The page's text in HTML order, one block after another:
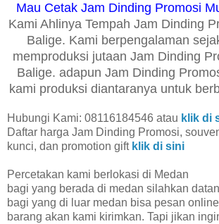
Mau Cetak Jam Dinding Promosi
Kami Ahlinya Tempah Jam Dinding
Balige. Kami berpengalaman
memproduksi jutaan Jam Dinding
Balige. adapun Jam Dinding
kami produksi diantaranya untuk
Hubungi Kami: 08116184546 atau klik di
Daftar harga Jam Dinding Promosi,
kunci, dan promotion gift klik di sini
Percetakan kami berlokasi di Medan
bagi yang berada di medan silahkan
bagi yang di luar medan bisa pesan
barang akan kami kirimkan. Tapi jikan